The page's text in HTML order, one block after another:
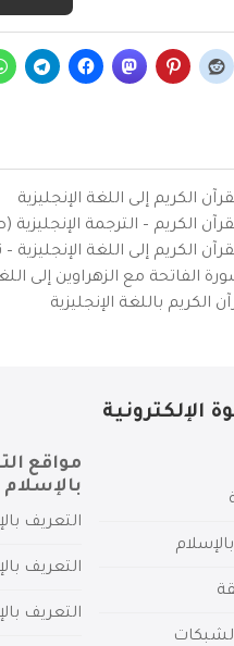
الكريم إلى اللغة الإنجليزية
الكريم – الترجمة الإنجليزية
الكريم إلى اللغة
الفاتحة مع الزهراوين إلى
الكريم باللغة الإنجليزية
الإلكترونية
مواقع
بالإسلام
التعريف
التعريف
التعريف